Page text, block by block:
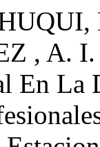
, A.
En